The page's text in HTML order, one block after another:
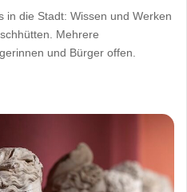
in die Stadt: Wissen und Werken
Mehrere
und Bürger offen.